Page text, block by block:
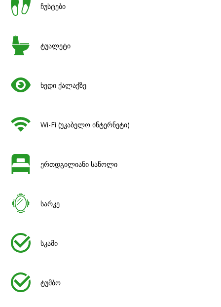
ჩუსტები
ტუალეტი
ხედი ქალაქზე
Wi-Fi (უკაბელო ინტერნეტი)
ერთდგილიანი საწოლი
სარკე
სკამი
ტუმბო